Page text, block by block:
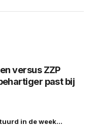
versus ZZP
past bij
in de week…